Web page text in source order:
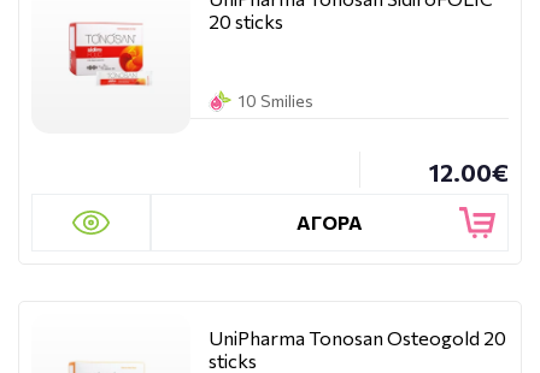
20 sticks
10 Smilies
12.00€
ΑΓΟΡΑ
UniPharma Tonosan Osteogold 20
sticks